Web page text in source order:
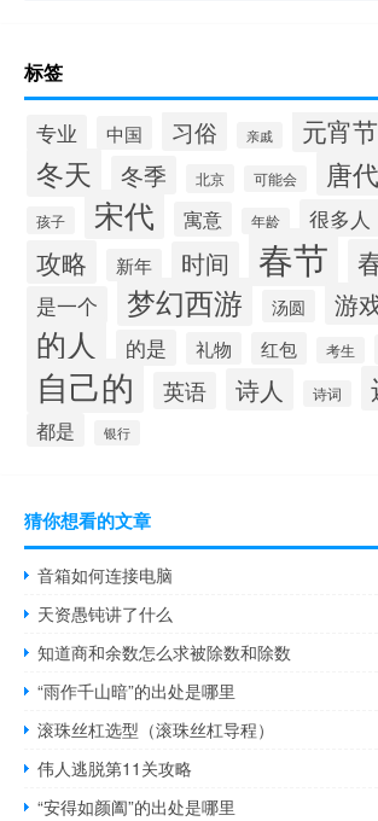
标签
专业 中国 习俗 亲戚 元宵节
冬天 冬季 北京 可能会 唐代
孩子 宋代 寓意 年龄 很多人
攻略 新年 时间 春节
是一个 梦幻西游 汤圆 游
的人 的是 礼物 红包 考生
自己的 英语 诗人 诗词
都是 银行
猜你想看的文章
音箱如何连接电脑
天资愚钝讲了什么
知道商和余数怎么求被除数和除数
“雨作千山暗”的出处是哪里
滚珠丝杠选型（滚珠丝杠导程）
伟人逃脱第11关攻略
“安得如颜阖”的出处是哪里